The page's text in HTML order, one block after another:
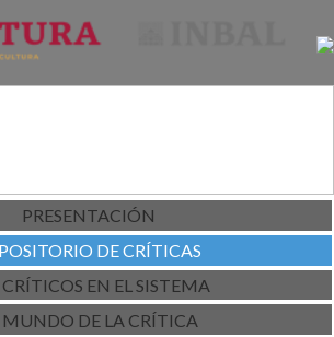
PRESENTACIÓN
DE CRÍTICAS
CRÍTICOS EN EL SISTEMA
MUNDO DE LA CRÍTICA